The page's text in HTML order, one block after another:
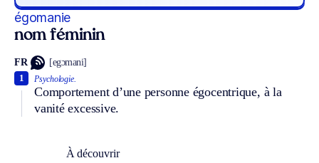
égomanie
nom féminin
FR [egɔmani]
Psychologie.
Comportement d’une personne égocentrique, à la
vanité excessive.
1
À découvrir